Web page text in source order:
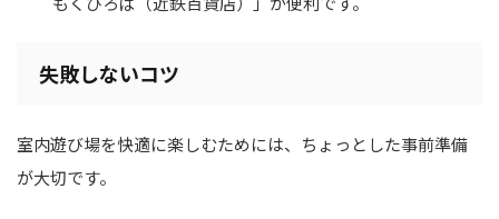
失敗しないコツ
室内遊び場を快適に楽しむためには、ちょっとした事前準備
が大切です。